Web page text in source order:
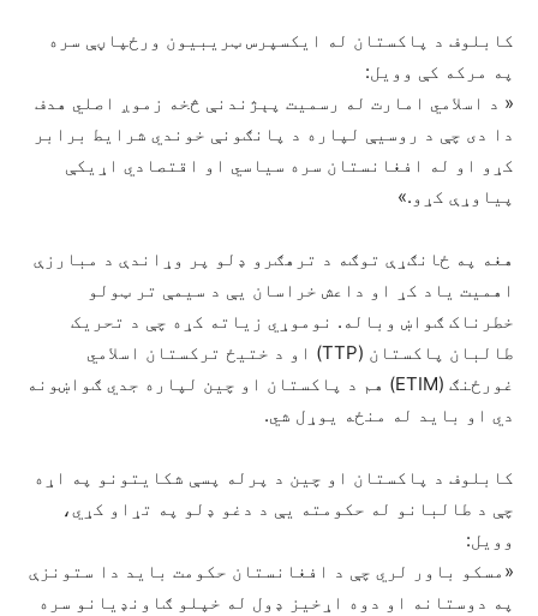
کابلوف د پاکستان له ایکسپرس ټریبیون ورځپاڼې سره
په مرکه کې وویل:
« د اسلامي امارت له رسمیت پېژندنې څخه زموږ اصلي هدف
دا دی چې د روسیې لپاره د پانګونې خوندي شرایط برابر
کړو او له افغانستان سره سیاسي او اقتصادي اړیکې
پیاوړې کړو.»
هغه په ځانګړې توګه د ترهګرو ډلو پر وړاندې د مبارزې
اهمیت یاد کړ او داعش خراسان یې د سیمې تر ټولو
خطرناک ګواښ وباله. نوموړي زیاته کړه چې د تحریک
طالبان پاکستان (TTP) او د ختیځ ترکستان اسلامي
غورځنګ (ETIM) هم د پاکستان او چین لپاره جدي ګواښونه
دي او باید له منځه یوړل شي.
کابلوف د پاکستان او چین د پرله پسې شکایتونو په اړه
چې د طالبانو له حکومته یې د دغو ډلو په تړاو کړي،
وویل:
«مسکو باور لري چې د افغانستان حکومت باید دا ستونزې
په دوستانه او دوه اړخیز ډول له خپلو ګاونډیانو سره